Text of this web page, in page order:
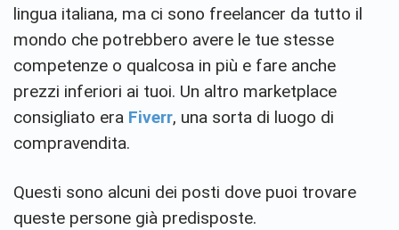
lingua italiana, ma ci sono freelancer da tutto il
mondo che potrebbero avere le tue stesse
competenze o qualcosa in più e fare anche
prezzi inferiori ai tuoi. Un altro marketplace
consigliato era Fiverr, una sorta di luogo di
compravendita.
Questi sono alcuni dei posti dove puoi trovare
queste persone già predisposte.